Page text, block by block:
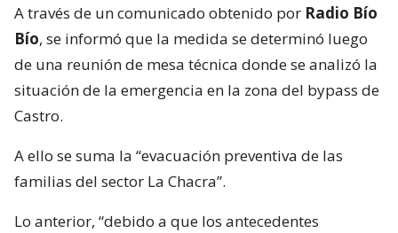
A través de un comunicado obtenido por Radio Bío
Bío, se informó que la medida se determinó luego
de una reunión de mesa técnica donde se analizó la
situación de la emergencia en la zona del bypass de
Castro.
A ello se suma la “evacuación preventiva de las
familias del sector La Chacra”.
Lo anterior, “debido a que los antecedentes